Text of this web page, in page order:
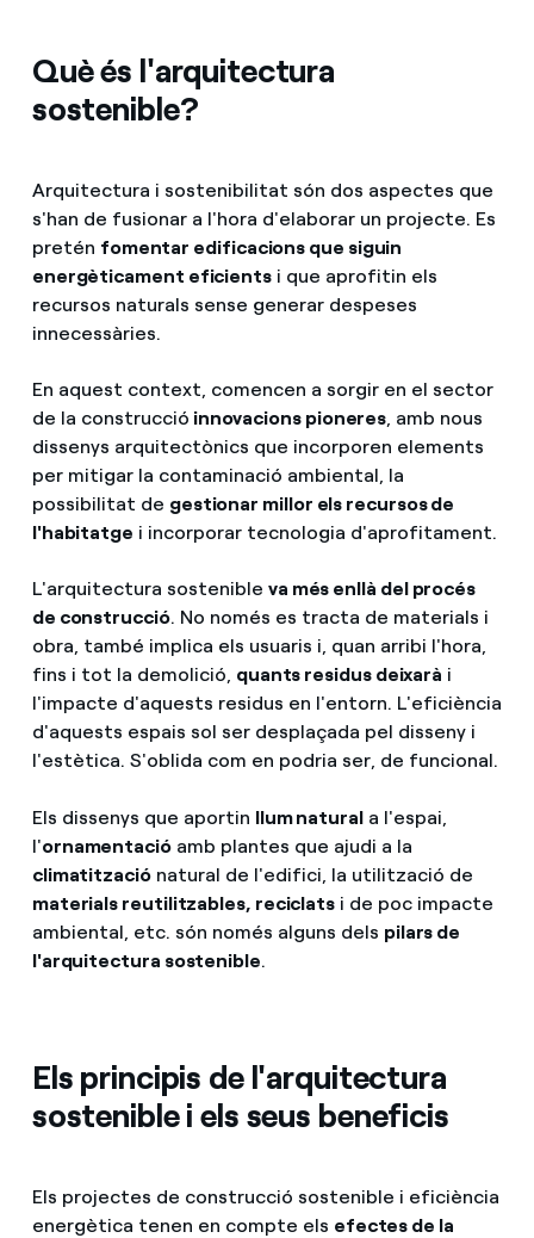
Què és l'arquitectura
sostenible?
Arquitectura i sostenibilitat són dos aspectes que
s'han de fusionar a l'hora d'elaborar un projecte. Es
pretén fomentar edificacions que siguin
energèticament eficientsi que aprofitin els
recursos naturals sense generar despeses
innecessàries.
En aquest context, comencen a sorgir en el sector
de la construcció innovacions pioneres, amb nous
dissenys arquitectònics que incorporen elements
per mitigar la contaminació ambiental, la
possibilitat de gestionar millor els recursos de
l'habitatge i incorporar tecnologia d'aprofitament.
L'arquitectura sostenible va més enllà del procés
de construcció. No només es tracta de materials i
obra, també implica els usuaris i, quan arribi l'hora,
fins i tot la demolició, quants residus deixarà i
l'impacte d'aquests residus en l'entorn. L'eficiència
d'aquests espais sol ser desplaçada pel disseny i
l'estètica. S'oblida com en podria ser, de funcional.
Els dissenys que aportin llum naturala l'espai,
l'ornamentacióamb plantes que ajudi a la
climatitzaciónatural de l'edifici, la utilització de
materials reutilitzables, reciclats i de poc impacte
ambiental, etc. són només alguns dels pilars de
l'arquitectura sostenible.
Els principis de l'arquitectura
sostenible i els seus beneficis
Els projectes de construcció sostenible i eficiència
energètica tenen en compte els efectes de la